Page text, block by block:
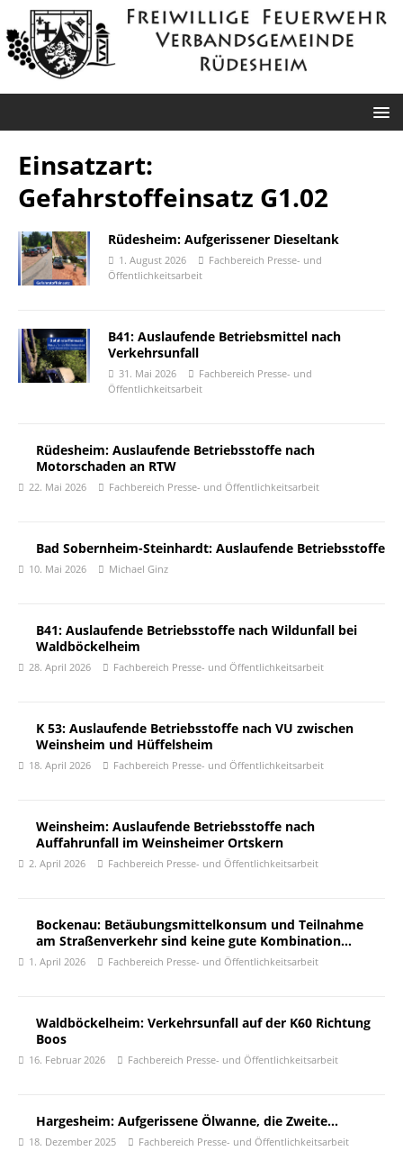
Einsatzart:
Gefahrstoffeinsatz G1.02
Rüdesheim: Aufgerissener Dieseltank
1. August 2026
Fachbereich Presse- und
Öffentlichkeitsarbeit
B41: Auslaufende Betriebsmittel nach
Verkehrsunfall
31. Mai 2026
Fachbereich Presse- und
Öffentlichkeitsarbeit
Rüdesheim: Auslaufende Betriebsstoffe nach
Motorschaden an RTW
22. Mai 2026 Fachbereich Presse- und Öffentlichkeitsarbeit
Bad Sobernheim-Steinhardt: Auslaufende Betriebsstoffe
10. Mai 2026 Michael Ginz
B41: Auslaufende Betriebsstoffe nach Wildunfall bei
Waldböckelheim
28. April 2026 Fachbereich Presse- und Öffentlichkeitsarbeit
K 53: Auslaufende Betriebsstoffe nach VU zwischen
Weinsheim und Hüffelsheim
18. April 2026 Fachbereich Presse- und Öffentlichkeitsarbeit
Weinsheim: Auslaufende Betriebsstoffe nach
Auffahrunfall im Weinsheimer Ortskern
2. April 2026 Fachbereich Presse- und Öffentlichkeitsarbeit
Bockenau: Betäubungsmittelkonsum und Teilnahme
am Straßenverkehr sind keine gute Kombination…
1. April 2026 Fachbereich Presse- und Öffentlichkeitsarbeit
Waldböckelheim: Verkehrsunfall auf der K60 Richtung
Boos
16. Februar 2026 Fachbereich Presse- und Öffentlichkeitsarbeit
Hargesheim: Aufgerissene Ölwanne, die Zweite…
18. Dezember 2025 Fachbereich Presse- und Öffentlichkeitsarbeit